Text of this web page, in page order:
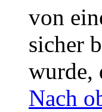
von
sicher
wurde,
Nach